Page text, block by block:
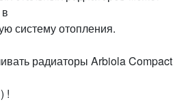
систему отопления.
радиаторы Arbiola Compact
!